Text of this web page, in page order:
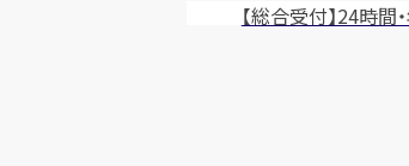
【総合受付】24時間